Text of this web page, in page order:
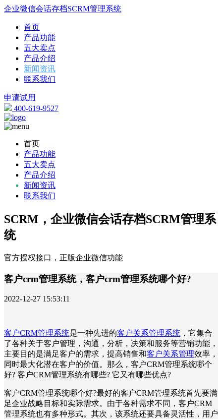
企业微信会话存档SCRM管理系统
首页
产品功能
五大卖点
产品介绍
新闻资讯
联系我们
申请试用
400-619-9527
首页
产品功能
五大卖点
产品介绍
新闻资讯
联系我们
SCRM，企业微信会话存档SCRM管理系
统
官方授权接口，正版企业微信功能
客户crm管理系统，客户crm管理系统哪个好?
2022-12-27 15:53:11
客户CRM管理系统是一种先进的客户关系管理系统 ，它集合
了各种关于客户管理，沟通，分析，决策和服务等营销功能，
主要目的是满足客户的需求，提高销售和客户关系管理效率，
同时最大化潜在客户的价值。那么，客户CRM管理系统哪个
好? 客户CRM管理系统有哪些? 它又有哪些优点?
客户CRM管理系统哪个好?最好的客户CRM管理系统首先要满
足企业战略目标和实际需求。由于各种需求不同，客户CRM
管理系统也有多种形式。其次，该系统还要具备灵活性，用户